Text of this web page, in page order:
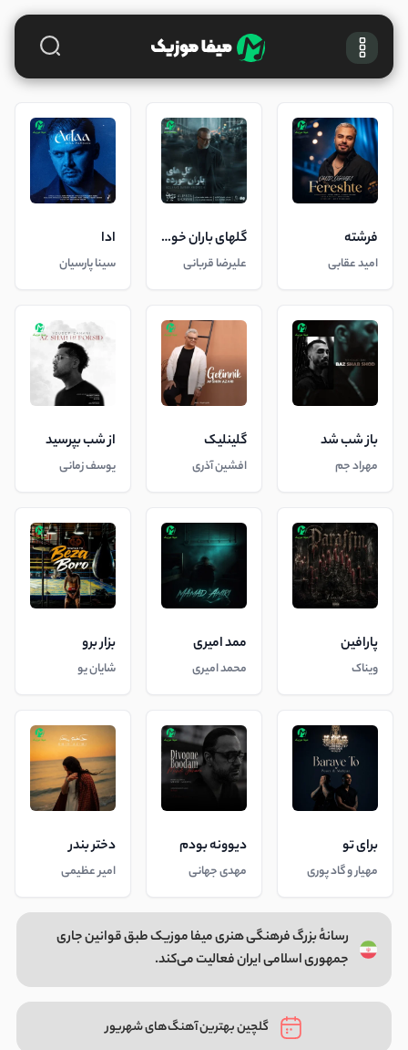
فرشته
امید عقابی
گلهای باران خورده
علیرضا قربانی
ادا
سینا پارسیان
باز شب شد
مهراد جم
گلینلیک
افشین آذری
از شب بپرسید
یوسف زمانی
پارافین
ویناک
ممد امیری
محمد امیری
بزار برو
شایان یو
برای تو
مهیار و گاد پوری
دیوونه بودم
مهدی جهانی
دختر بندر
امیر عظیمی
رسانهٔ بزرگ فرهنگی هنری میفا موزیک طبق قوانین جاری
جمهوری اسلامی ایران فعالیت می‌کند.
گلچین بهترین آهنگ‌های شهریور